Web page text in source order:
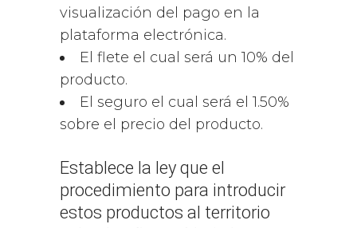
visualización del pago en la
plataforma electrónica.
El flete el cual será un 10% del
producto.
El seguro el cual será el 1.50%
sobre el precio del producto.
Establece la ley que el
procedimiento para introducir
estos productos al territorio